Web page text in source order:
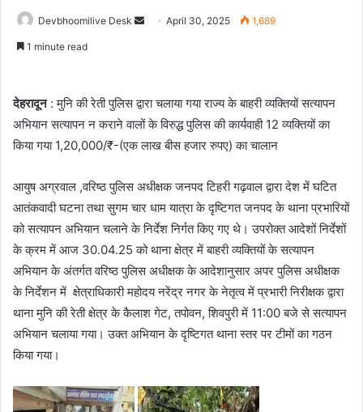
Devbhoomilive Desk
SendApril 30, 2025 1,689
1 minute read
देहरादून: मुनि की रेती पुलिस द्वारा चलाया गया राज्य के बाहरी व्यक्तियों सत्यापन
अभियान सत्यापन न कराने वालों के विरुद्ध पुलिस की कार्यवाही 12 व्यक्तियों का
किया गया 1,20,000/₹-(एक लाख बीस हजार रुपए) का चालान
आयुष अग्रवाल ,वरिष्ठ पुलिस अधीक्षक जनपद टिहरी गढ़वाल द्वारा देश में घटित
आतंकवादी घटना तथा सुगम चार धाम यात्रा के दृष्टिगत जनपद के थाना प्रभारियों
को सत्यापन अभियान चलाने के निर्देश निर्गत किए गए थे। उपरोक्त आदेशों निर्देशों
के क्रम में आज 30.04.25 को थाना क्षेत्र में बाहरी व्यक्तियों के सत्यापन
अभियान के अंतर्गत वरिष्ठ पुलिस अधीक्षक के आदेशानुसार अपर पुलिस अधीक्षक
के निर्देशन में क्षेत्राधिकारी महोदय नरेंद्र नगर के नेतृत्व में प्रभारी निरीक्षक द्वारा
थाना मुनि की रेती क्षेत्र के कैलाश गेट, तपोवन, शिवपुरी में 11:00 बजे से सत्यापन
अभियान चलाया गया। उक्त अभियान के दृष्टिगत थाना स्तर पर टीमों का गठन
किया गया।